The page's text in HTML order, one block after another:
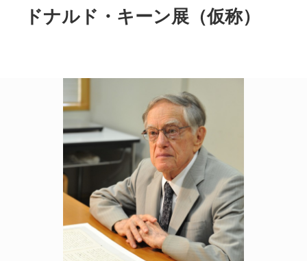
MUSEUM 美術館情報
CONTACT お問合せ
POLICY COMPANY
ドナルド・キーン展（仮称）